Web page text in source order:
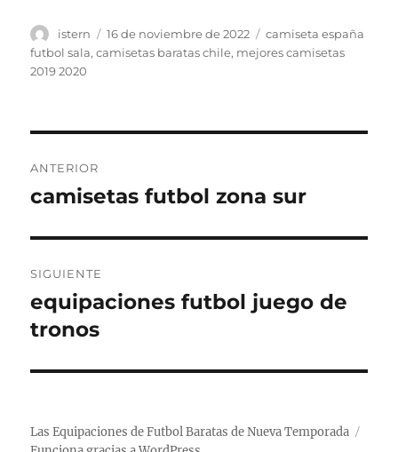
Autor
istern
Publicado
el
16 de noviembre de 2022 Etiquetas
camiseta españa
futbol sala,camisetas baratas chile, mejores camisetas
2019 2020
de
ANTERIOR
Entrada
camisetas futbol zona sur
SIGUIENTE
Entrada
siguiente:
equipaciones futbol juego de
tronos
Las Equipaciones de Futbol Baratas de Nueva Temporada